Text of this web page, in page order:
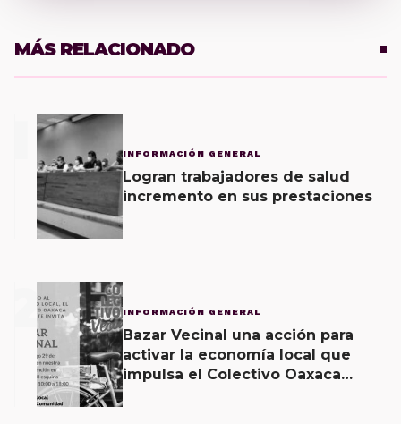
MÁS RELACIONADO
INFORMACIÓN GENERAL
Logran trabajadores de salud
incremento en sus prestaciones
2 INFORMACIÓN GENERAL
Bazar Vecinal una acción para
activar la economía local que
impulsa el Colectivo Oaxaca